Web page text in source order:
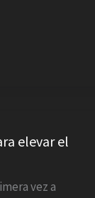
elevar el
vez a